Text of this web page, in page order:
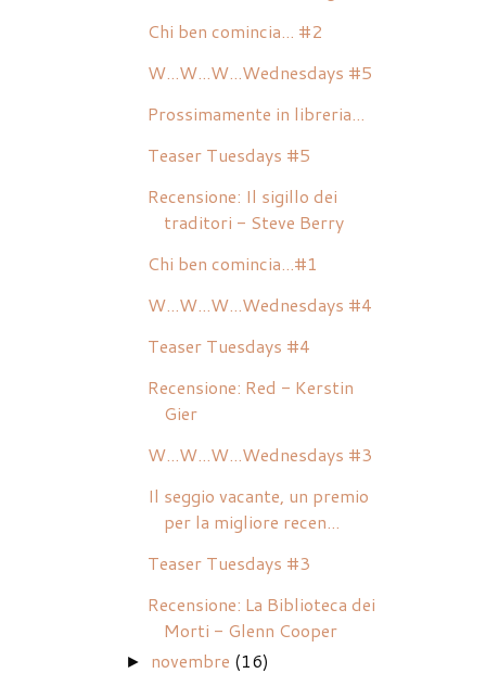
Chi ben comincia... #2
W...W...W...Wednesdays #5
Prossimamente in libreria...
Teaser Tuesdays #5
Recensione: Il sigillo dei
traditori - Steve Berry
Chi ben comincia...#1
W...W...W...Wednesdays #4
Teaser Tuesdays #4
Recensione: Red - Kerstin
Gier
W...W...W...Wednesdays #3
Il seggio vacante, un premio
per la migliore recen...
Teaser Tuesdays #3
Recensione: La Biblioteca dei
Morti - Glenn Cooper
► novembre (16)